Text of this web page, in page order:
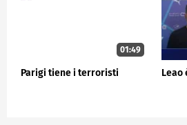
online e nella grande
dell'AIE, Innocenzo Cipolletta,
dati e ha avvisato che per il
misure a sostegno della
01:49
Parigi tiene i terroristi Leao